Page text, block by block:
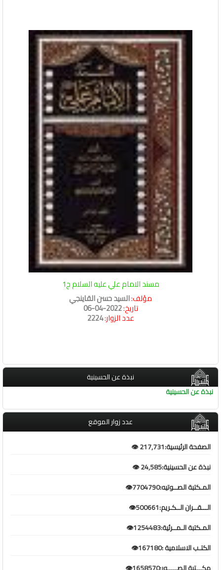
مسند الامام علي عليه السلام ج1
مؤلف:السيد حسن القاينجي
تاريخ:2022-04-06
عدد الزوار:2224
نبذة عن الحسينية
نبذة عن الحسينية
عدد زوار الموقع
الصفحة الرئيسية:217,731 👁️
نبذة عن الحسينية:24,585 👁️
المـكتبة الصــوتيه:7704790👁️
الـــقــران الــكـريم:500661👁️
المـكتبة الـمــرئية:1254483👁️
الكتـب الاسلامية :167180👁️